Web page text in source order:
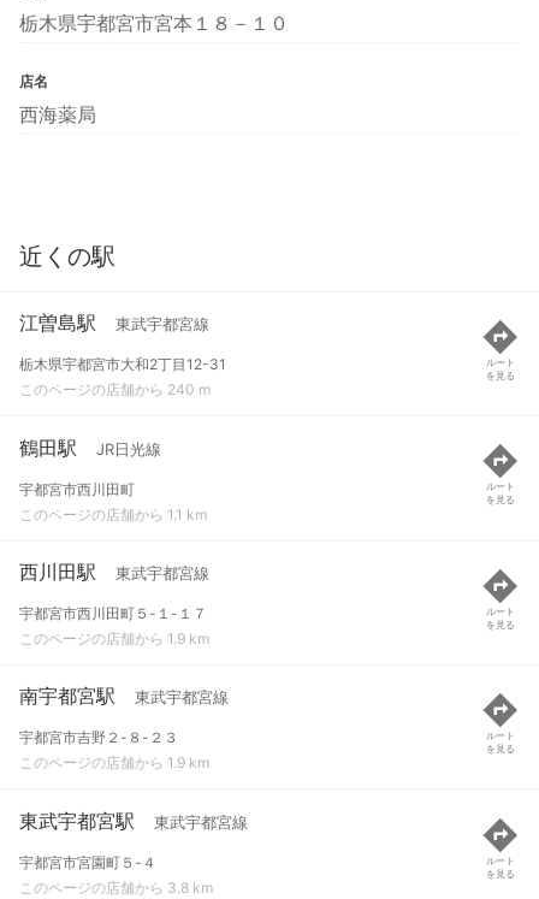
栃木県宇都宮市宮本１８－１０
店名
西海薬局
近くの駅
江曽島駅 東武宇都宮線
栃木県宇都宮市大和2丁目12-31
このページの店舗から 240 m
ルート
を見る
鶴田駅 JR日光線
宇都宮市西川田町
このページの店舗から 1.1 km
ルート
を見る
西川田駅 東武宇都宮線
宇都宮市西川田町５-１-１７
このページの店舗から 1.9 km
ルート
を見る
南宇都宮駅 東武宇都宮線
宇都宮市吉野２-８-２３
このページの店舗から 1.9 km
ルート
を見る
東武宇都宮駅 東武宇都宮線
宇都宮市宮園町５-４
このページの店舗から 3.8 km
ルート
を見る